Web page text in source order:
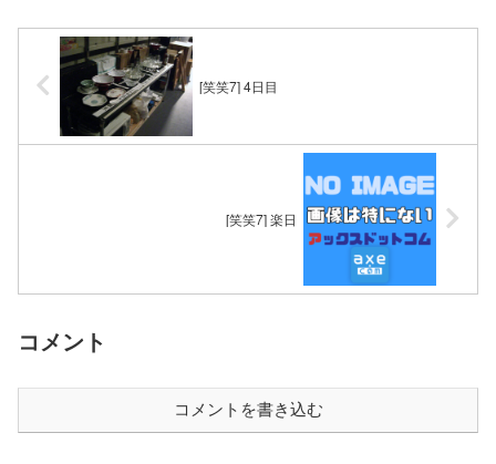
[笑笑7] 4日目
[笑笑7] 楽日
コメント
コメントを書き込む